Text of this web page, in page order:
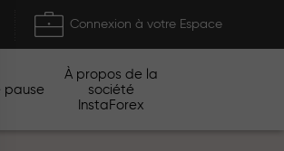
Connexion à votre Espace
pause
À propos de la
société
InstaForex